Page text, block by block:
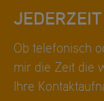
Ob telefonisch
mir die Zeit die
Ihre